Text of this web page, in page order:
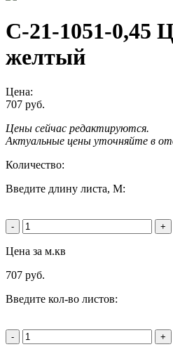
С-21-1051-0,45
желтый
Цена:
707 руб.
Цены сейчас редактируются.
Актуальные цены уточняйте в
Количество:
Введите длину листа, М:
- +
Цена за м.кв
707 руб.
Введите кол-во листов:
- +